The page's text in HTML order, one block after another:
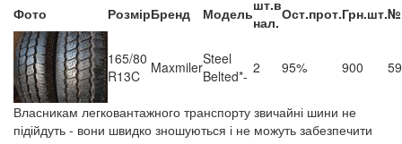
Фото РозмірБренд Модельшт.в
нал. Ост.прот.Грн.шт.№
165/80
R13C
MaxmilerSteel
Belted*- 2 95% 900
Власникам легковантажного транспорту звичайні шини не
підійдуть - вони швидко зношуються і не можуть забезпечити